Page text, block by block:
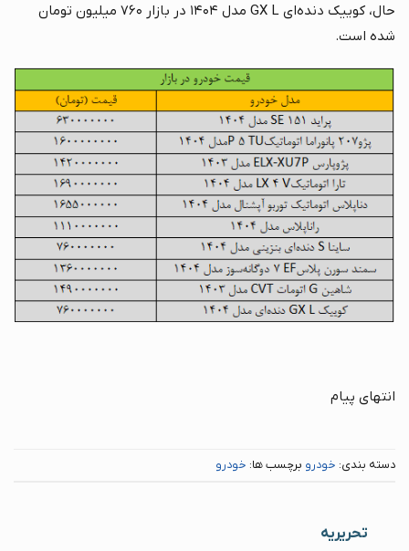
حال، کوییک دنده‌ای GX L مدل ۱۴۰۴ در بازار ۷۶۰ میلیون تومان
شده است.
انتهای پیام
دسته بندی: خودرو برچسب ها: خودرو
تحریریه